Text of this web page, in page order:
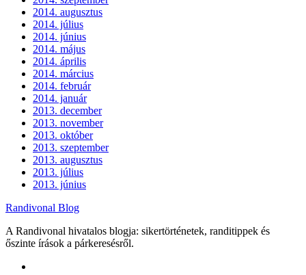
2014. augusztus
2014. július
2014. június
2014. május
2014. április
2014. március
2014. február
2014. január
2013. december
2013. november
2013. október
2013. szeptember
2013. augusztus
2013. július
2013. június
Randivonal Blog
A Randivonal hivatalos blogja: sikertörténetek, randitippek és
őszinte írások a párkeresésről.